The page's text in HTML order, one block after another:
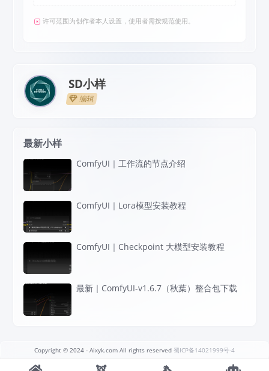
许可范围为创作者本人设置，使用者需按规范使用。
SD小样
编辑
最新小样
ComfyUI｜工作流的节点介绍
ComfyUI｜Lora模型安装教程
ComfyUI｜Checkpoint 大模型安装教程
最新｜ComfyUI-v1.6.7（秋葉）整合包下载
Copyright © 2024- Aixyk.com All rights reserved 蜀ICP备14021999号-4